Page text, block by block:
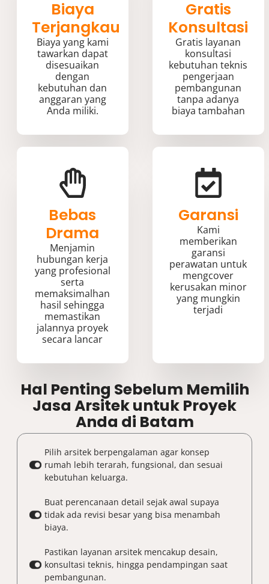
Biaya
Terjangkau
Biaya yang kami
tawarkan dapat
disesuaikan
dengan
kebutuhan dan
anggaran yang
Anda miliki.
Gratis
Konsultasi
Gratis layanan
konsultasi
kebutuhan teknis
pengerjaan
pembangunan
tanpa adanya
biaya tambahan
Bebas
Drama
Menjamin
hubungan kerja
yang profesional
serta
memaksimalhan
hasil sehingga
memastikan
jalannya proyek
secara lancar
Garansi
Kami
memberikan
garansi
perawatan untuk
mengcover
kerusakan minor
yang mungkin
terjadi
Hal Penting Sebelum Memilih
Jasa Arsitek untuk Proyek
Anda di Batam
Pilih arsitek berpengalaman agar konsep
rumah lebih terarah, fungsional, dan sesuai
kebutuhan keluarga.
Buat perencanaan detail sejak awal supaya
tidak ada revisi besar yang bisa menambah
biaya.
Pastikan layanan arsitek mencakup desain,
konsultasi teknis, hingga pendampingan saat
pembangunan.